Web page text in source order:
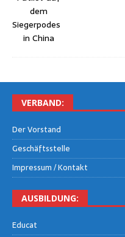
VER­BAND:
Der Vor­stand
Geschäfts­stel­le
Impres­sum / Kontakt
AUS­BIL­DUNG:
Edu­cat